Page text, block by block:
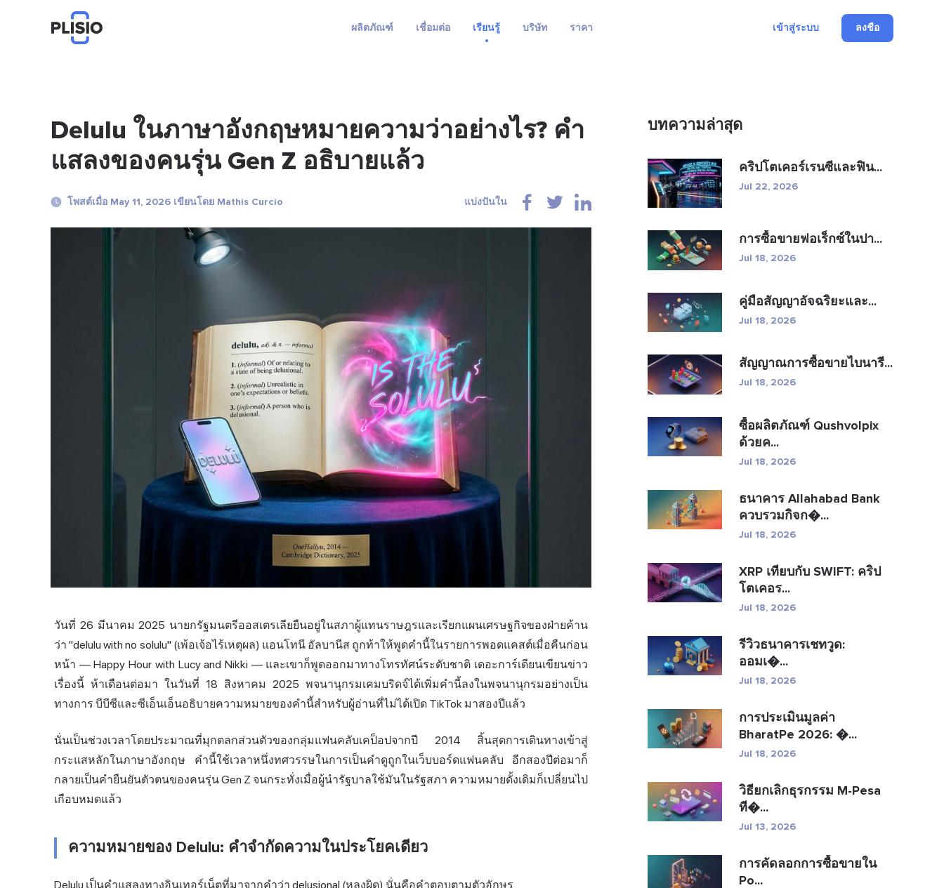
ผลิตภัณฑ์ เชื่อมต่อ เรียนรู้ บริษัท ราคา เข้าสู่ระบบ ลงชื่อ
Delulu ในภาษาอังกฤษหมายความว่าอย่างไร? คำ
แสลงของคนรุ่น Gen Z อธิบายแล้ว
โพสต์เมื่อ May 11, 2026 เขียนโดย Mathis Curcio แบ่งปันใน
วันที่ 26 มีนาคม 2025 นายกรัฐมนตรีออสเตรเลียยืนอยู่ในสภาผู้แทนราษฎรและเรียกแผนเศรษฐกิจของฝ่ายค้าน
ว่า "delulu with no solulu" (เพ้อเจ้อไร้เหตุผล) แอนโทนี อัลบานีส ถูกท้าให้พูดคำนี้ในรายการพอดแคสต์เมื่อคืนก่อน
หน้า — Happy Hour with Lucy and Nikki — และเขาก็พูดออกมาทางโทรทัศน์ระดับชาติ เดอะการ์เดียนเขียนข่าว
เรื่องนี้ ห้าเดือนต่อมา ในวันที่ 18 สิงหาคม 2025 พจนานุกรมเคมบริดจ์ได้เพิ่มคำนี้ลงในพจนานุกรมอย่างเป็น
ทางการ บีบีซีและซีเอ็นเอ็นอธิบายความหมายของคำนี้สำหรับผู้อ่านที่ไม่ได้เปิด TikTok มาสองปีแล้ว
นั่นเป็นช่วงเวลาโดยประมาณที่มุกตลกส่วนตัวของกลุ่มแฟนคลับเคป็อปจากปี 2014 สิ้นสุดการเดินทางเข้าสู่
กระแสหลักในภาษาอังกฤษ คำนี้ใช้เวลาหนึ่งทศวรรษในการเป็นคำดูถูกในเว็บบอร์ดแฟนคลับ อีกสองปีต่อมาก็
กลายเป็นคำยืนยันตัวตนของคนรุ่น Gen Z จนกระทั่งเมื่อผู้นำรัฐบาลใช้มันในรัฐสภา ความหมายดั้งเดิมก็เปลี่ยนไป
เกือบหมดแล้ว
ความหมายของ Delulu: คำจำกัดความในประโยคเดียว
Delulu เป็นคำแสลงทางอินเทอร์เน็ตที่มาจากคำว่า delusional (หลงผิด) นั่นคือคำตอบตามตัวอักษร
บทความล่าสุด
คริปโตเคอร์เรนซีและฟิน...
Jul 22, 2026
การซื้อขายฟอเร็กซ์ในปา...
Jul 18, 2026
คู่มือสัญญาอัจฉริยะและ...
Jul 18, 2026
สัญญาณการซื้อขายไบนารี...
Jul 18, 2026
ซื้อผลิตภัณฑ์ Qushvolpix
ด้วยค...
Jul 18, 2026
ธนาคาร Allahabad Bank
ควบรวมกิจก�...
Jul 18, 2026
XRP เทียบกับ SWIFT: คริป
โตเคอร...
Jul 18, 2026
รีวิวธนาคารเชทวูด:
ออมเ�...
Jul 18, 2026
การประเมินมูลค่า
BharatPe 2026: �...
Jul 18, 2026
วิธียกเลิกธุรกรรม M-Pesa
ที�...
Jul 13, 2026
การคัดลอกการซื้อขายใน
Po...